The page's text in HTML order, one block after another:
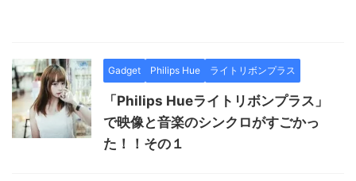
Gadget Philips Hue ライトリボンプラス
「Philips Hueライトリボンプラス」
で映像と音楽のシンクロがすごかっ
た！！その１